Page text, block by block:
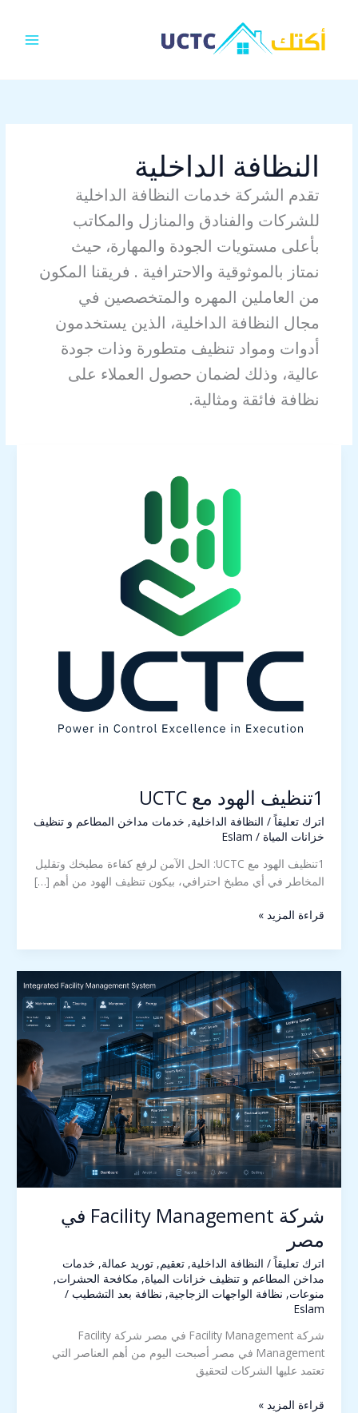
النظافة الداخلية
تقدم الشركة خدمات النظافة الداخلية
للشركات والفنادق والمنازل والمكاتب
بأعلى مستويات الجودة والمهارة، حيث
نمتاز بالموثوقية والاحترافية . فريقنا المكون
من العاملين المهره والمتخصصين في
مجال النظافة الداخلية، الذين يستخدمون
أدوات ومواد تنظيف متطورة وذات جودة
عالية، وذلك لضمان حصول العملاء على
نظافة فائقة ومثالية.
1تنظيف الهود مع UCTC
اترك تعليقاً / النظافة الداخلية, خدمات مداخن المطاعم و تنظيف
خزانات المياة /
Eslam
1تنظيف الهود مع UCTC: الحل الآمن لرفع كفاءة مطبخك وتقليل
المخاطر في أي مطبخ احترافي، بيكون تنظيف الهود من أهم […]
قراءة المزيد »
شركة Facility Management في
مصر
اترك تعليقاً / النظافة الداخلية, تعقيم, توريد عمالة, خدمات
مداخن المطاعم و تنظيف خزانات المياة, مكافحة الحشرات,
منوعات, نظافة الواجهات الزجاجية, نظافة بعد التشطيب /
Eslam
شركة Facility Management في مصر شركة Facility
Management في مصر أصبحت اليوم من أهم العناصر التي
تعتمد عليها الشركات لتحقيق
Facility
Management
في
مصر
قراءة المزيد »